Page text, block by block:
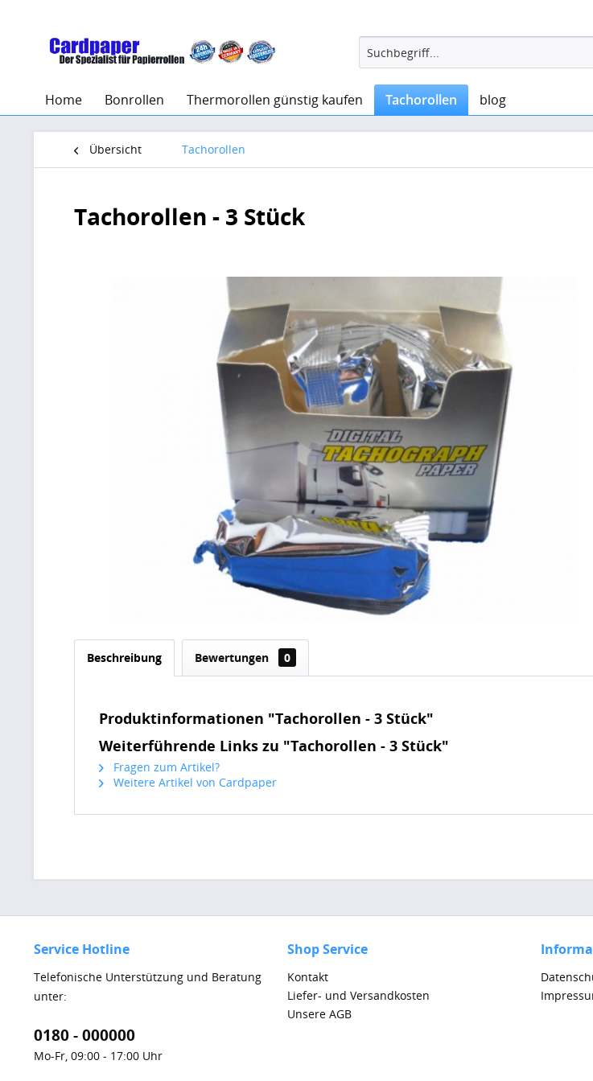
Home Bonrollen Thermorollen günstig kaufen Tachorollen blog
Übersicht Tachorollen
Tachorollen - 3 Stück
Beschreibung Bewertungen 0
Produktinformationen "Tachorollen - 3 Stück"
Weiterführende Links zu "Tachorollen - 3 Stück"
Fragen zum Artikel?
Weitere Artikel von Cardpaper
Service Hotline
Telefonische Unterstützung und Beratung
unter:
0180 - 000000
Mo-Fr, 09:00 - 17:00 Uhr
Shop Service
Kontakt
Liefer- und Versandkosten
Unsere AGB